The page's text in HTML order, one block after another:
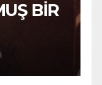
BİR